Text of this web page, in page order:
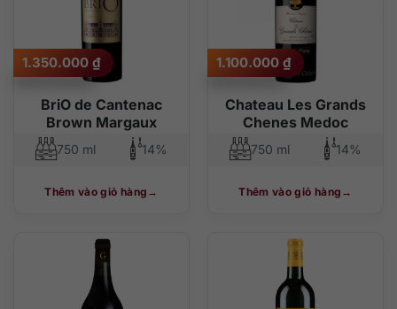
BriO de Cantenac
Brown Margaux
1.350.000 ₫
750 ml 14%
Thêm vào giỏ hàng
Chateau Les Grands
Chenes Medoc
1.100.000 ₫
750 ml 14%
Thêm vào giỏ hàng